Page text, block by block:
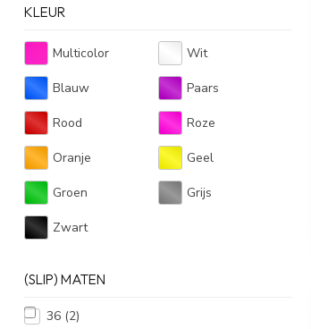
KLEUR
Multicolor Wit
Blauw Paars
Rood Roze
Oranje Geel
Groen Grijs
Zwart
(SLIP) MATEN
36 (2)